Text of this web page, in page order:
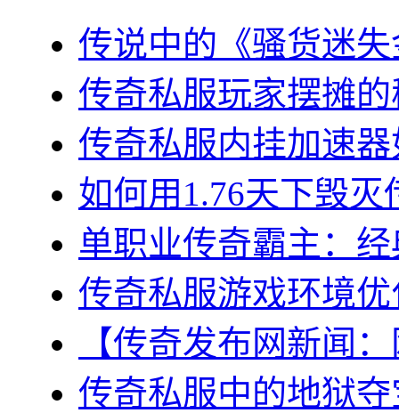
传说中的《骚货迷
传奇私服玩家摆摊
传奇私服内挂加速
如何用1.76天下毁灭
单职业传奇霸主：
传奇私服游戏环境
【传奇发布网新闻
传奇私服中的地狱